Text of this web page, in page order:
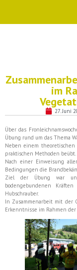
im
27. Juni
Über das
Übung rund um das Thema
Neben einem theoretischen
praktischen Methoden beübt.
Nach einer Einweisung
Bedingungen die
Ziel der Übung war
bodengebundenen
Hubschrauber.
In Zusammenarbeit mit der
Erkenntnisse im Rahmen